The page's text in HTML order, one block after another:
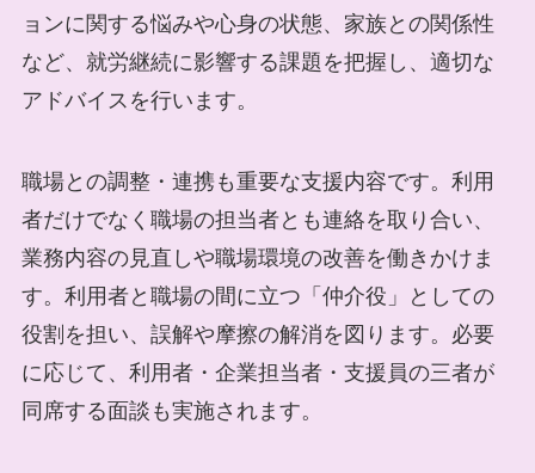
ョンに関する悩みや心身の状態、家族との関係性
など、就労継続に影響する課題を把握し、適切な
アドバイスを行います。
職場との調整・連携も重要な支援内容です。利用
者だけでなく職場の担当者とも連絡を取り合い、
業務内容の見直しや職場環境の改善を働きかけま
す。利用者と職場の間に立つ「仲介役」としての
役割を担い、誤解や摩擦の解消を図ります。必要
に応じて、利用者・企業担当者・支援員の三者が
同席する面談も実施されます。